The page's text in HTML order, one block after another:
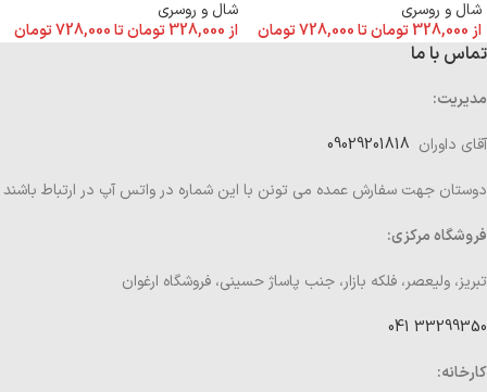
شال و روسری
از 328,000تومانتا728,000تومان
شال و روسری
از 328,000تومانتا728,000تومان
تماس با ما
مدیریت:
آقای داوران
دوستان جهت سفارش عمده می تونن با این شماره در واتس آپ در ارتباط باشند
فروشگاه مرکزی:
تبریز، ولیعصر، فلکه بازار، جنب پاساژ حسینی، فروشگاه ارغوان
33299350 041
کارخانه: